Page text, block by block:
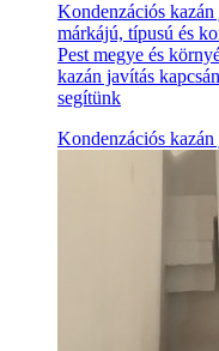
Kondenzációs
márkájú, típusú és
Pest megye és
kazán javítás
segítünk
Kondenzációs kazán